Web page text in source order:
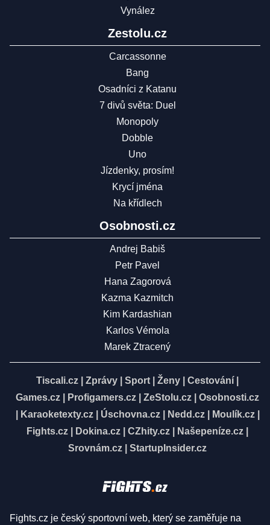
Vynález
Zestolu.cz
Carcassonne
Bang
Osadníci z Katanu
7 divů světa: Duel
Monopoly
Dobble
Uno
Jízdenky, prosím!
Krycí jména
Na křídlech
Osobnosti.cz
Andrej Babiš
Petr Pavel
Hana Zagorová
Kazma Kazmitch
Kim Kardashian
Karlos Vémola
Marek Ztracený
Tiscali.cz Zprávy Sport Ženy Cestování
Games.cz
Profigamers.cz ZeStolu.cz
Osobnosti.cz
Karaoketexty.cz| Úschovna.cz| Nedd.cz| Moulík.cz|
Fights.cz
Dokina.cz CZhity.cz Našepeníze.cz
Srovnám.cz
StartupInsider.cz
Fights.cz je český sportovní web, který se zaměřuje na